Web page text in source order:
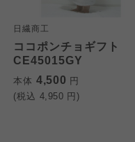
日繊商工
ココポンチョギフト
CE45015GY
本体 4,500 円
(税込 4,950 円)